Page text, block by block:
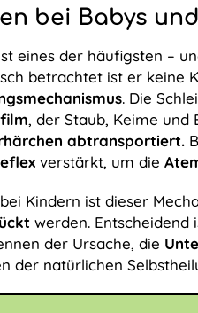
bei Babys
eines der häufigsten –
betrachtet ist er keine
. Die
, der Staub, Keime und
abtransportiert.
verstärkt, um die
Kindern ist dieser
werden. Entscheidend
der Ursache, die
der natürlichen